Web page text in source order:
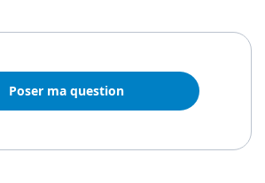
Poser ma question